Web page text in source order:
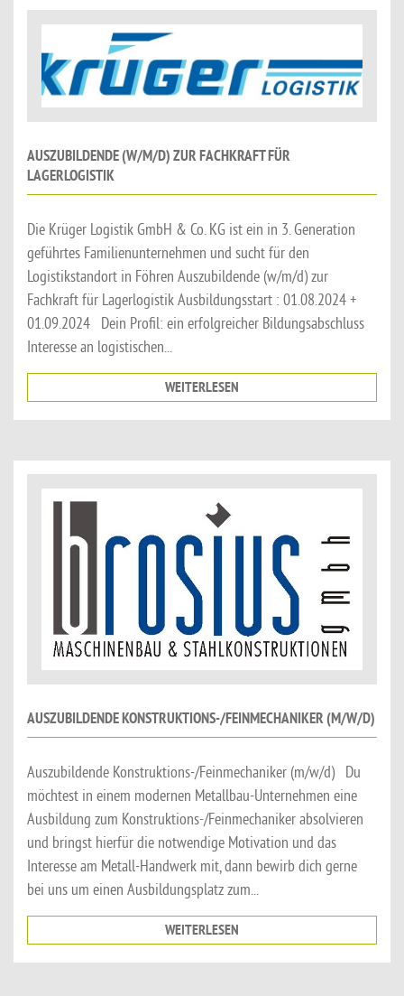
AUSZUBILDENDE (W/M/D) ZUR FACHKRAFT FÜR
LAGERLOGISTIK
Die Krüger Logistik GmbH & Co. KG ist ein in 3. Generation
geführtes Familienunternehmen und sucht für den
Logistikstandort in Föhren Auszubildende (w/m/d) zur
Fachkraft für Lagerlogistik Ausbildungsstart : 01.08.2024 +
01.09.2024 Dein Profil: ein erfolgreicher Bildungsabschluss
Interesse an logistischen...
WEITERLESEN
AUSZUBILDENDE KONSTRUKTIONS-/FEINMECHANIKER (M/W/D)
Auszubildende Konstruktions-/Feinmechaniker (m/w/d) Du
möchtest in einem modernen Metallbau-Unternehmen eine
Ausbildung zum Konstruktions-/Feinmechaniker absolvieren
und bringst hierfür die notwendige Motivation und das
Interesse am Metall-Handwerk mit, dann bewirb dich gerne
bei uns um einen Ausbildungsplatz zum...
WEITERLESEN